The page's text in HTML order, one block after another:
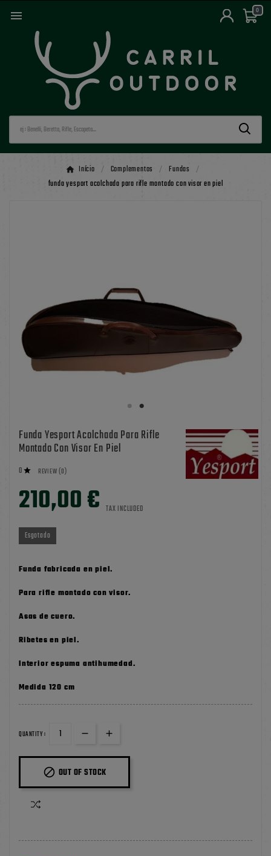
 0
Início Complementos
Fundas
funda yesport acolchada para rifle montado con visor en piel
Funda Yesport Acolchada Para Rifle
Montado Con Visor En Piel
0  REVIEW (0)
210,00 € TAX INCLUDED
Esgotado
Funda fabricada en piel.
Para rifle montado con visor.
Asas de cuero.
Ribetes en piel.
Interior espuma antihumedad.
Medida 120 cm
QUANTITY :
 OUT OF STOCK